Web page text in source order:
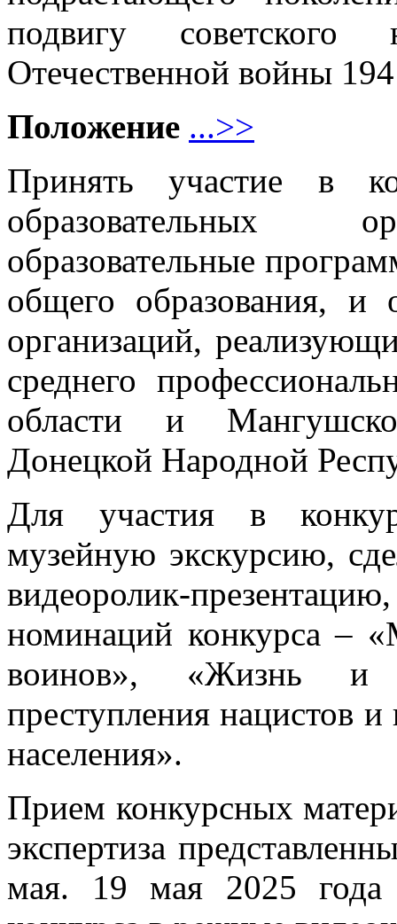
подвигу
Отечественной войны
Положение ...>>
Принять участие в
образовательных
образовательные
общего образования, и
организаций,
среднего
области и
Донецкой Народной
Для участия в
музейную экскурсию,
видеоролик-
номинаций конкурса –
воинов», «Жизнь и
преступления нацистов
населения».
Прием конкурсных
экспертиза
мая. 19 мая 2025 года